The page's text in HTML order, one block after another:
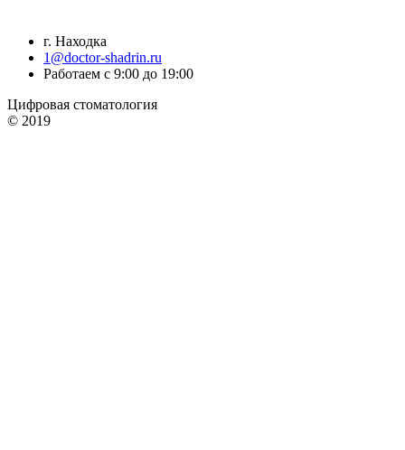
г. Находка
1@doctor-shadrin.ru
Работаем с 9:00 до 19:00
Цифровая стоматология
© 2019